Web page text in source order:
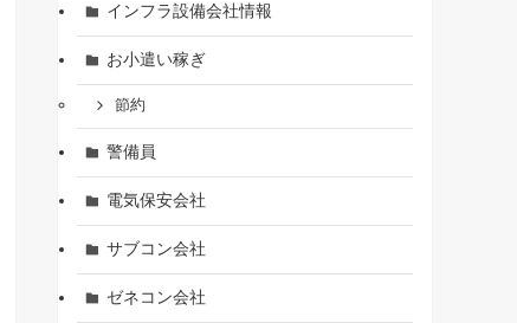
インフラ設備会社情報
お小遣い稼ぎ
節約
警備員
電気保安会社
サブコン会社
ゼネコン会社